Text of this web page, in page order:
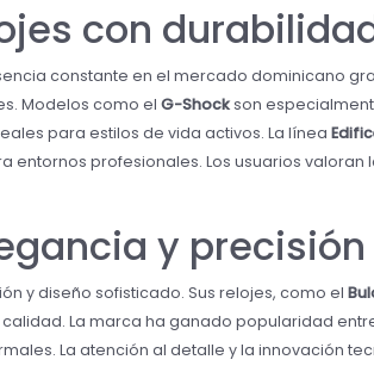
con
constante en el mercado dominicano
Modelos como el G-Shockson
para estilos de vida activos. La línea
entornos profesionales. Los usuarios
y precisión
y diseño sofisticado. Sus relojes, como el
La marca ha ganado popularidad
La atención al detalle y la innovación